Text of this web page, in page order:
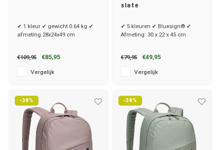
✔ 1 kleur ✔ gewicht 0.64 kg ✔
afmeting 28x24x49 cm
€109,95 €85,95
Vergelijk
slate
✔ 5 kleuren ✔ Bluesign® ✔
Afmeting: 30 x 22 x 45 cm
€79,95 €49,95
Vergelijk
-38% -38%